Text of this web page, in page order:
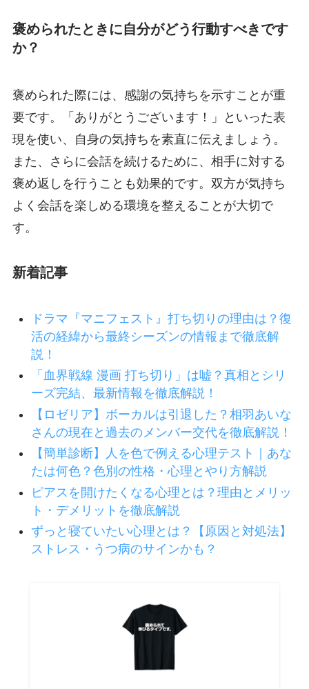
褒められたときに自分がどう行動すべきです
か？
褒められた際には、感謝の気持ちを示すことが重
要です。「ありがとうございます！」といった表
現を使い、自身の気持ちを素直に伝えましょう。
また、さらに会話を続けるために、相手に対する
褒め返しを行うことも効果的です。双方が気持ち
よく会話を楽しめる環境を整えることが大切で
す。
新着記事
ドラマ『マニフェスト』打ち切りの理由は？復
活の経緯から最終シーズンの情報まで徹底解
説！
「血界戦線 漫画 打ち切り」は嘘？真相とシリ
ーズ完結、最新情報を徹底解説！
【ロゼリア】ボーカルは引退した？相羽あいな
さんの現在と過去のメンバー交代を徹底解説！
【簡単診断】人を色で例える心理テスト｜あな
たは何色？色別の性格・心理とやり方解説
ピアスを開けたくなる心理とは？理由とメリッ
ト・デメリットを徹底解説
ずっと寝ていたい心理とは？【原因と対処法】
ストレス・うつ病のサインかも？